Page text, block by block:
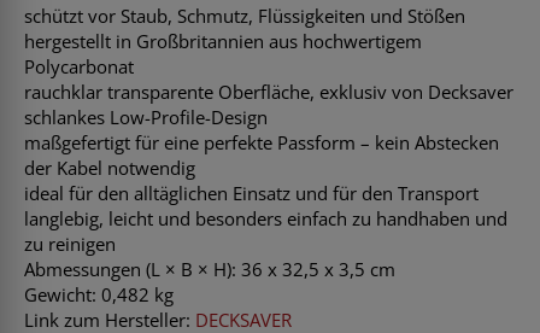
schützt vor Staub, Schmutz, Flüssigkeiten und Stößen
hergestellt in Großbritannien aus hochwertigem
Polycarbonat
rauchklar transparente Oberfläche, exklusiv von Decksaver
schlankes Low-Profile-Design
maßgefertigt für eine perfekte Passform – kein Abstecken
der Kabel notwendig
ideal für den alltäglichen Einsatz und für den Transport
langlebig, leicht und besonders einfach zu handhaben und
zu reinigen
Abmessungen (L × B × H): 36 x 32,5 x 3,5 cm
Gewicht: 0,482 kg
Link zum Hersteller: DECKSAVER